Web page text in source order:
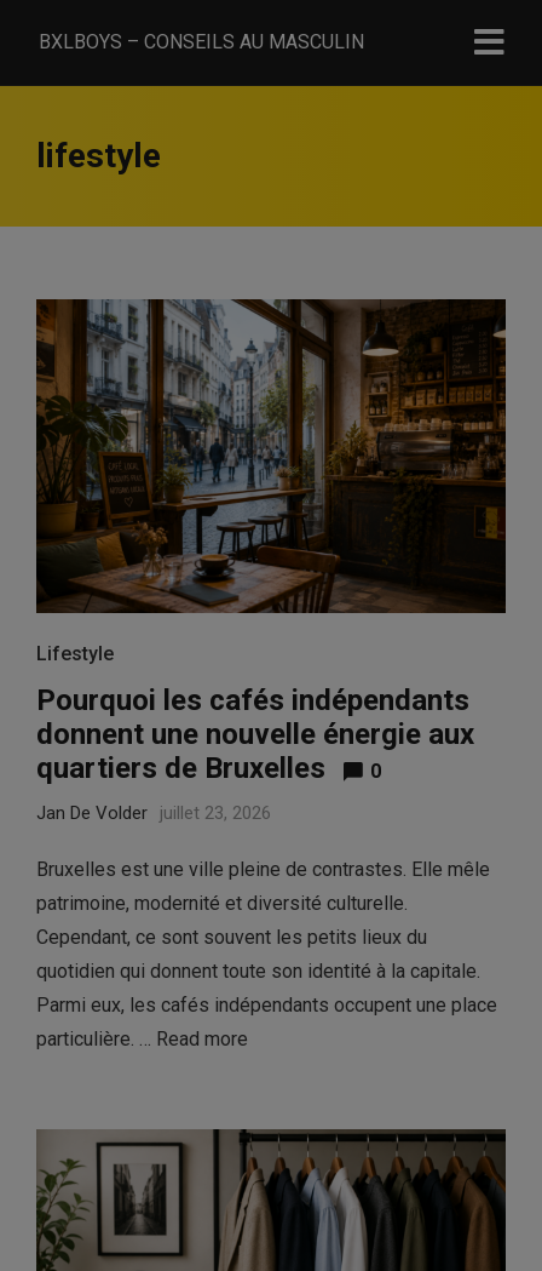
BXLBOYS – CONSEILS AU MASCULIN
lifestyle
Lifestyle
Pourquoi les cafés indépendants
donnent une nouvelle énergie aux
quartiers de Bruxelles
0
Jan De Volder juillet 23, 2026
Bruxelles est une ville pleine de contrastes. Elle mêle
patrimoine, modernité et diversité culturelle.
Cependant, ce sont souvent les petits lieux du
quotidien qui donnent toute son identité à la capitale.
Parmi eux, les cafés indépendants occupent une place
particulière. … Read more